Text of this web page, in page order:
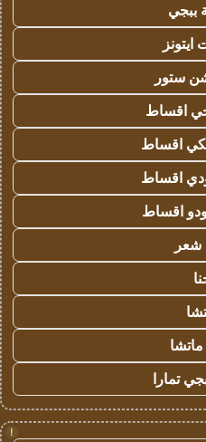
ببجي
ستور
اقساط
اقساط
اقساط
اقساط
شعر
تمارا
!